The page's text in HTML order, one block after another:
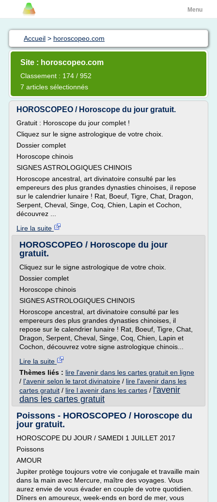
Menu
Accueil > horoscopeo.com
Site : horoscopeo.com
Classement : 174 / 952
7 articles sélectionnés
HOROSCOPEO / Horoscope du jour gratuit.
Gratuit : Horoscope du jour complet !
Cliquez sur le signe astrologique de votre choix.
Dossier complet
Horoscope chinois
SIGNES ASTROLOGIQUES CHINOIS
Horoscope ancestral, art divinatoire consulté par les
empereurs des plus grandes dynasties chinoises, il repose
sur le calendrier lunaire ! Rat, Boeuf, Tigre, Chat, Dragon,
Serpent, Cheval, Singe, Coq, Chien, Lapin et Cochon,
découvrez ...
Lire la suite
HOROSCOPEO / Horoscope du jour
gratuit.
Cliquez sur le signe astrologique de votre choix.
Dossier complet
Horoscope chinois
SIGNES ASTROLOGIQUES CHINOIS
Horoscope ancestral, art divinatoire consulté par les
empereurs des plus grandes dynasties chinoises, il
repose sur le calendrier lunaire ! Rat, Boeuf, Tigre, Chat,
Dragon, Serpent, Cheval, Singe, Coq, Chien, Lapin et
Cochon, découvrez votre signe astrologique chinois...
Lire la suite
Thèmes liés : lire l'avenir dans les cartes gratuit en ligne
/ l'avenir selon le tarot divinatoire / lire l'avenir dans les
cartes gratuit / lire l avenir dans les cartes / l'avenir
dans les cartes gratuit
Poissons - HOROSCOPEO / Horoscope du
jour gratuit.
HOROSCOPE DU JOUR / SAMEDI 1 JUILLET 2017
Poissons
AMOUR
Jupiter protège toujours votre vie conjugale et travaille main
dans la main avec Mercure, maître des voyages. Vous
aurez envie de vous évader en couple de votre quotidien.
Dîners en amoureux, week-ends en bord de mer, vous